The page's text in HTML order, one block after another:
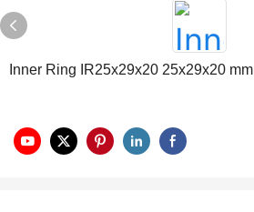
Inner Ring IR25x29x20 25x29x20 mm